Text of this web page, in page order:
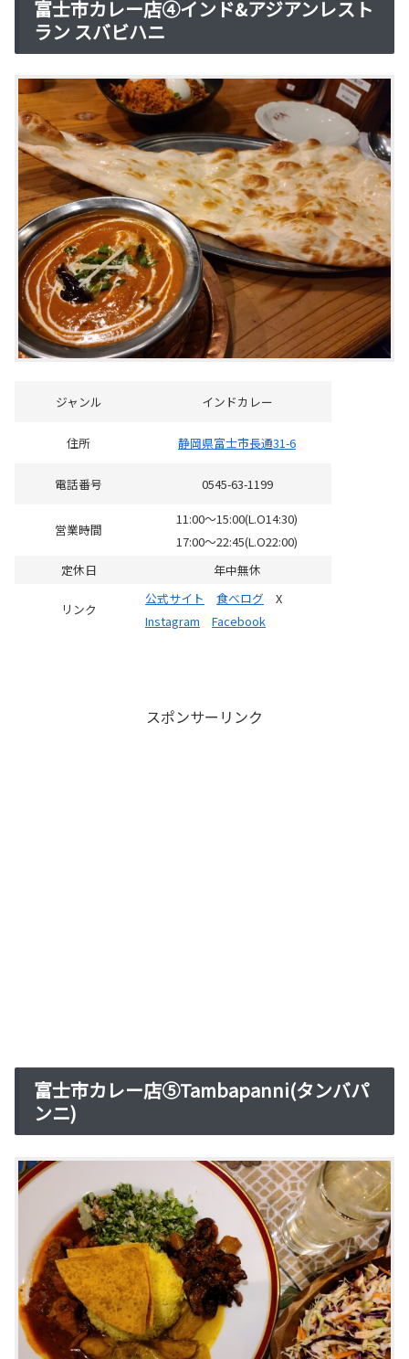
富士市カレー店④インド&アジアンレスト
ラン スバビハニ
ジャンル インドカレー
住所 静岡県富士市長通31-6
電話番号 0545-63-1199
営業時間
11:00～15:00(L.O14:30)
17:00～22:45(L.O22:00)
定休日
年中無休
リンク
公式サイト 食べログ X
Instagram
Facebook
スポンサーリンク
富士市カレー店⑤Tambapanni(タンバパ
ンニ)